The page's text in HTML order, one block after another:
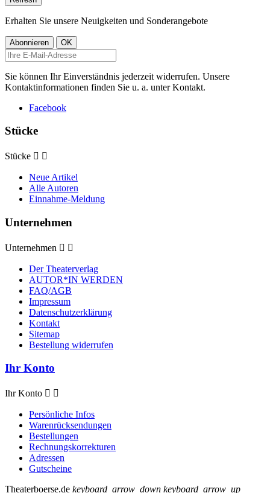
Erhalten Sie unsere Neuigkeiten und Sonderangebote
Sie können Ihr Einverständnis jederzeit widerrufen. Unsere
Kontaktinformationen finden Sie u. a. unter Kontakt.
Facebook
Stücke
Stücke  
Neue Artikel
Alle Autoren
Einnahme-Meldung
Unternehmen
Unternehmen  
Der Theaterverlag
AUTOR*IN WERDEN
FAQ/AGB
Impressum
Datenschutzerklärung
Kontakt
Sitemap
Bestellung widerrufen
Ihr Konto
Ihr Konto  
Persönliche Infos
Warenrücksendungen
Bestellungen
Rechnungskorrekturen
Adressen
Gutscheine
Theaterboerse.de keyboard_arrow_down keyboard_arrow_up